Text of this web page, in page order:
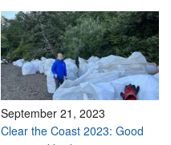
September 21, 2023
Clear the Coast 2023: Good